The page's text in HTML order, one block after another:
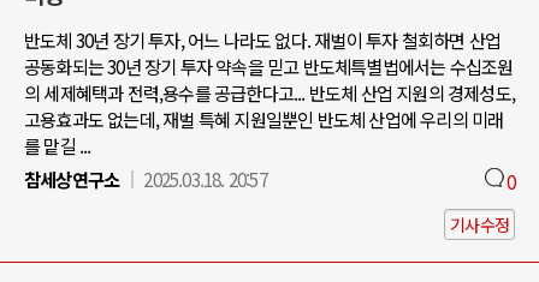
반도체 30년 장기 투자, 어느 나라도 없다. 재벌이 투자 철회하면 산업
공동화되는 30년 장기 투자 약속을 믿고 반도체특별법에서는 수십조원
의 세제혜택과 전력,용수를 공급한다고... 반도체 산업 지원의 경제성도,
고용효과도 없는데, 재벌 특혜 지원일뿐인 반도체 산업에 우리의 미래
를 맡길 ...
참세상연구소
2025.03.18. 20:57 0
기사수정